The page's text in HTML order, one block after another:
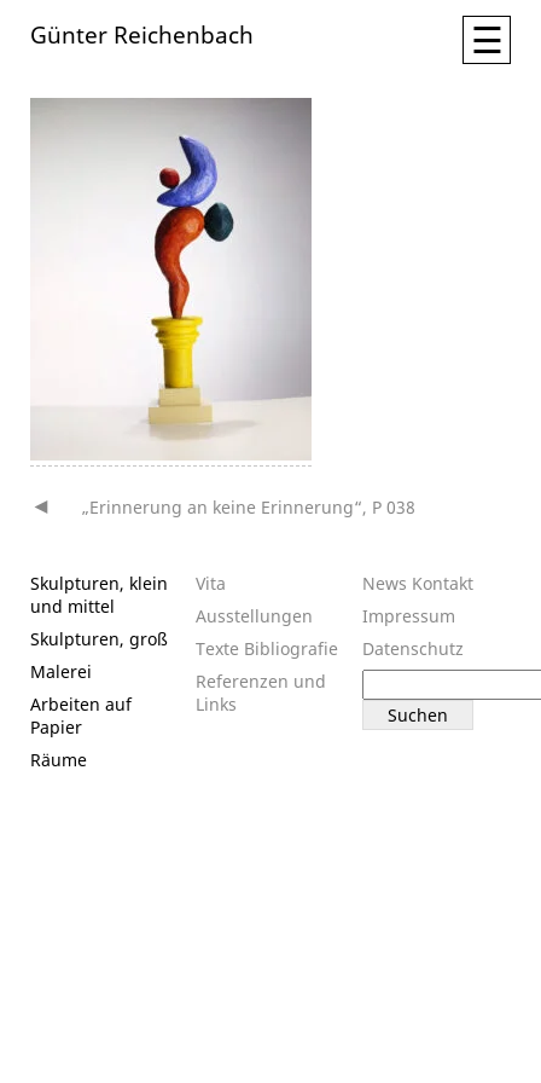
Günter Reichenbach ☰
Beitragsnavigation
„Erinnerung an keine Erinnerung“, P 038
Skulpturen, klein
und mittel
Skulpturen, groß
Malerei
Arbeiten auf
Papier
Räume
Vita
Ausstellungen
Texte Bibliografie
Referenzen und
Links
News Kontakt
Impressum
Datenschutz
nach: